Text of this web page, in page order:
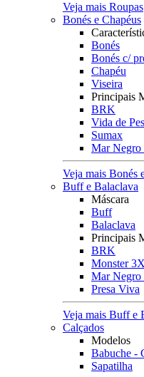
Veja mais Roupas
Bonés e Chapéus
Bonés
Bonés c/
Chapéu
Viseira
Principais
BRK
Vida de
Sumax
Mar Negro
Veja mais Bonés
Buff e Balaclava
Máscara
Buff
Balaclava
Principais
BRK
Monster 3X
Mar Negro
Presa Viva
Veja mais Buff e
Calçados
Modelos
Babuche -
Sapatilha